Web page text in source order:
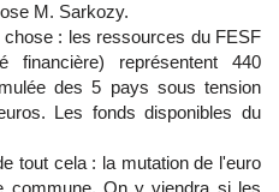
M. Sarkozy.
: les ressources du FESF
financière) représentent 440
des 5 pays sous tension
Les fonds disponibles du
tout cela : la mutation de l'euro
commune. On y viendra si les